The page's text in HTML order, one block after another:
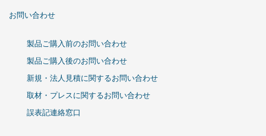
お問い合わせ
製品ご購入前のお問い合わせ
製品ご購入後のお問い合わせ
新規・法人見積に関するお問い合わせ
取材・プレスに関するお問い合わせ
誤表記連絡窓口